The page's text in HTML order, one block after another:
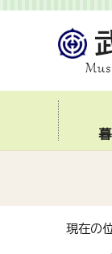
暮
現在の